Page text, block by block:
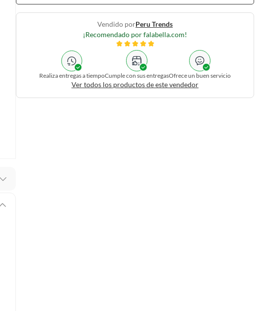
Vendido porPeru Trends
¡Recomendado por falabella.com!
Realiza entregas a tiempoCumple con sus entregasOfrece un buen servicio
Ver todos los productos de este vendedor